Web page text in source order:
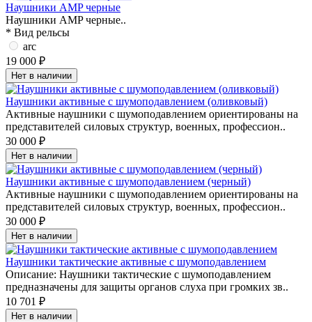
Наушники AMP черные
Наушники AMP черные..
* Вид рельсы
arc
19 000 ₽
Нет в наличии
Наушники активные с шумоподавлением (оливковый)
Активные наушники с шумоподавлением ориентированы на
представителей силовых структур, военных, профессион..
30 000 ₽
Нет в наличии
Наушники активные с шумоподавлением (черный)
Активные наушники с шумоподавлением ориентированы на
представителей силовых структур, военных, профессион..
30 000 ₽
Нет в наличии
Наушники тактические активные с шумоподавлением
Описание: Наушники тактические с шумоподавлением
предназначены для защиты органов слуха при громких зв..
10 701 ₽
Нет в наличии